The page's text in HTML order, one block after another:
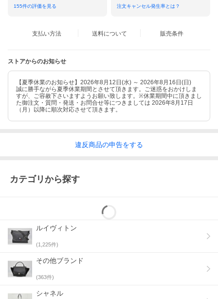
155件の評価を見る 注文キャンセル発生率とは？
支払い方法 送料について 販売条件
ストアからのお知らせ
【夏季休業のお知らせ】2026年8月12日(水) ～ 2026年8月16日(日)
誠に勝手ながら夏季休業期間とさせて頂きます。ご迷惑をおかけしま
すが、ご容赦下さいますようお願い致します。※休業期間中に頂きまし
た御注文・質問・発送・お問合せ等につきましては 2026年8月17日
（月）以降に順次対応させて頂きます。
違反商品の申告をする
カテゴリから探す
ルイヴィトン
(1,225件)
その他ブランド
(363件)
シャネル